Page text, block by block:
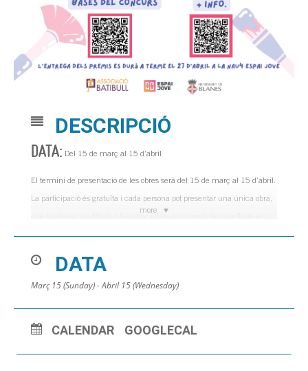
more
DESCRIPCIÓ
DATA: Del 15 de març al 15 d’abril
El termini de presentació de les obres serà del 15 de març al 15 d’abril.
La participació és gratuïta i cada persona pot presentar una única obra,
format DIN A3 o DIN A4.
El concurs compta amb dues categories d’edat, de 12 a 15 anys i de 16
DATA
Març 15 (Sunday) - Abril 15 (Wednesday)
CALENDAR GOOGLECAL